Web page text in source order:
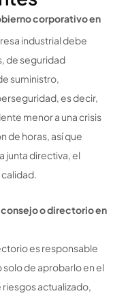
corporativo en
industrial debe
de seguridad
suministro,
es decir,
menor a una crisis
de horas, así que
junta directiva, el
o directorio en
es responsable
de aprobarlo en el
riesgos actualizado,